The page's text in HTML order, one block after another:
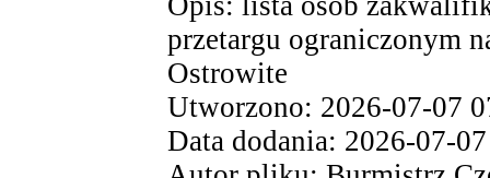
przetargu ograniczonym
Ostrowite
Utworzono: 2026-07-07
Data dodania: 2026-07-